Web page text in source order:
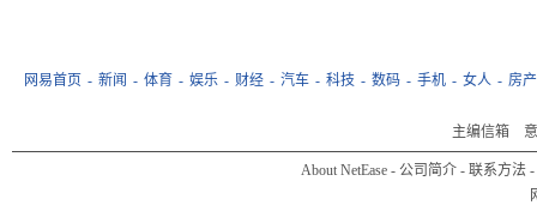
网易首页 - 新闻 - 体育 - 娱乐 - 财经 - 汽车 - 科技 - 数码 - 手机 - 女人 - 房产
主编信箱
About NetEase - 公司简介 - 联系方法 -